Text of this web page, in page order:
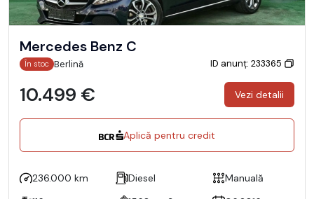
Mercedes Benz C
În stoc Berlină ID anunț: 233365
10.499 € Vezi detalii
Aplică pentru credit
236.000 km Diesel
Manuală